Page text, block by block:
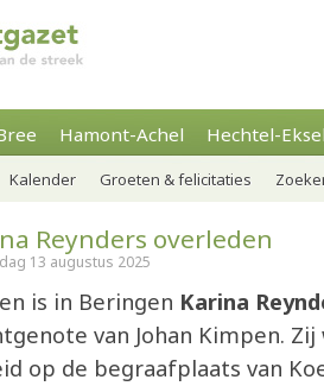
Hamont-Achel Hechtel-
Kalender Groeten & felicitaties
Reynders overleden
13 augustus 2025
is in Beringen Karina
van Johan Kimpen. Zij
op de begraafplaats van